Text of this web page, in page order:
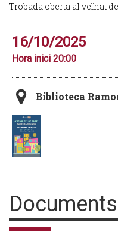
Trobada oberta al veïnat
16/10/2025
Hora inici 20:00
Biblioteca